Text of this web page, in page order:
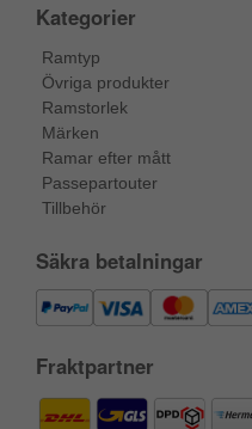
Kategorier
Ramtyp
Övriga produkter
Ramstorlek
Märken
Ramar efter mått
Passepartouter
Tillbehör
Säkra betalningar
Fraktpartner